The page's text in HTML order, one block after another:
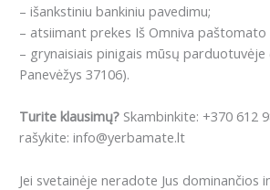
– išankstiniu bankiniu pavedimu;
– atsiimant prekes Iš Omniva
– grynaisiais pinigais mūsų parduotuvėje
Panevėžys 37106).
Turite klausimų? Skambinkite: +370 612
rašykite: info@yerbamate.lt
Jei svetainėje neradote Jus dominančios